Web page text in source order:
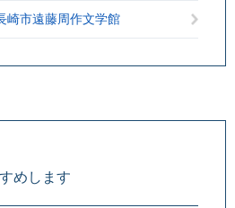
崎市遠藤周作文学館
めします